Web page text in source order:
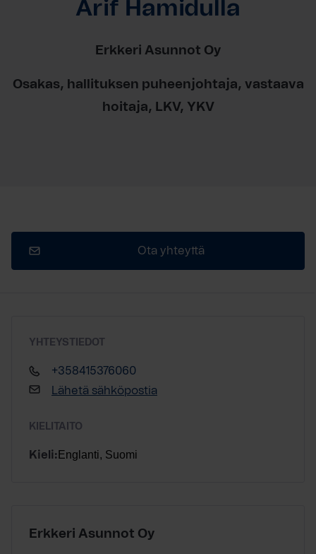
Arif Hamidulla
Erkkeri Asunnot Oy
Osakas, hallituksen puheenjohtaja, vastaava
hoitaja, LKV, YKV
Ota yhteyttä
YHTEYSTIEDOT
+358415376060
Lähetä sähköpostia
KIELITAITO
Kieli: Englanti, Suomi
Erkkeri Asunnot Oy